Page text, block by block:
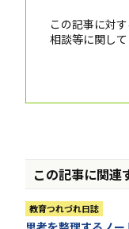
この記事に対
相談等に関して
この記事に関連
教育つれづれ日誌